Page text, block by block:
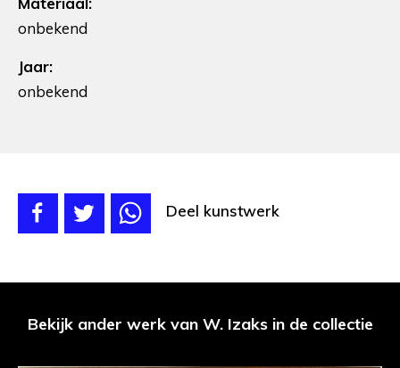
onbekend
Jaar:
onbekend
Deel kunstwerk
Bekijk ander werk van W. Izaks in de collectie